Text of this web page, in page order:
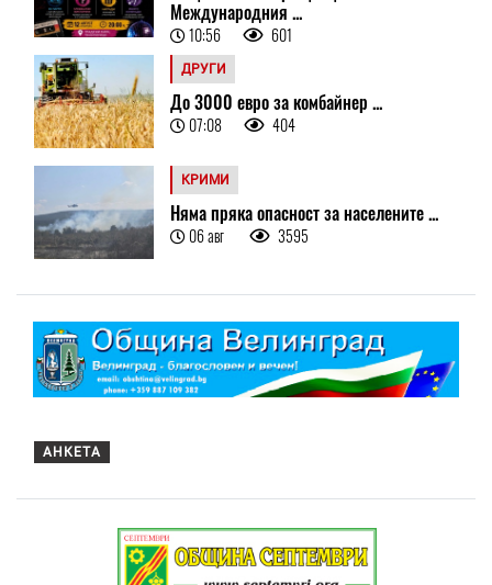
Международния ...
10:56 601
ДРУГИ
До 3000 евро за комбайнер ...
07:08 404
КРИМИ
Няма пряка опасност за населените ...
06 авг 3595
АНКЕТА